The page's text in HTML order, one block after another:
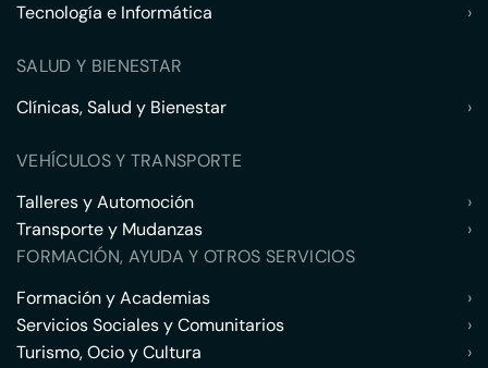
Tecnología e Informática
›
SALUD Y BIENESTAR
Clínicas, Salud y Bienestar
›
VEHÍCULOS Y TRANSPORTE
Talleres y Automoción
›
Transporte y Mudanzas
›
FORMACIÓN, AYUDA Y OTROS SERVICIOS
Formación y Academias
›
Servicios Sociales y Comunitarios
›
Turismo, Ocio y Cultura
›